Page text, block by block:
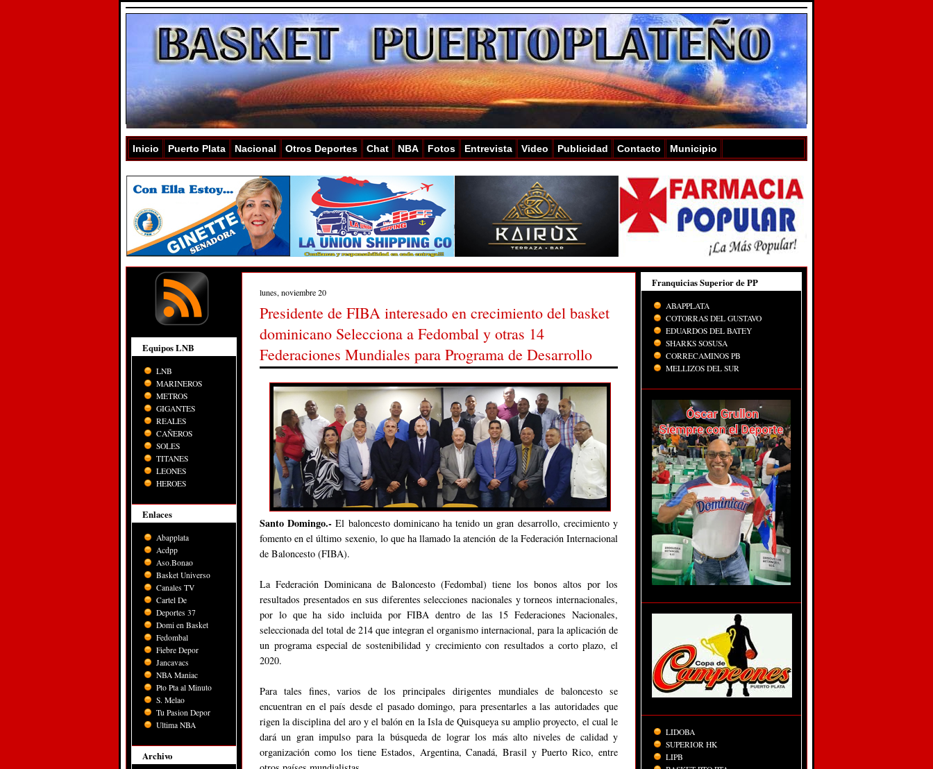
Inicio Puerto Plata Nacional Otros Deportes Chat NBA Fotos Entrevista Video Publicidad Contacto Municipio
Equipos LNB
LNB
MARINEROS
METROS
GIGANTES
REALES
CAÑEROS
SOLES
TITANES
LEONES
HEROES
Enlaces
Abapplata
Acdpp
Aso.Bonao
Basket Universo
Canales TV
Cartel De
Deportes 37
Domi en Basket
Fedombal
Fiebre Depor
Jancavacs
NBA Maniac
Pto Pta al Minuto
S. Melao
Tu Pasion Depor
Ultima NBA
Archivo
lunes, noviembre 20
Presidente de FIBA interesado en crecimiento del basket
dominicano Selecciona a Fedombal y otras 14
Federaciones Mundiales para Programa de Desarrollo
Santo Domingo.- El baloncesto dominicano ha tenido un gran desarrollo, crecimiento y
fomento en el último sexenio, lo que ha llamado la atención de la Federación Internacional
de Baloncesto (FIBA).
La Federación Dominicana de Baloncesto (Fedombal) tiene los bonos altos por los
resultados presentados en sus diferentes selecciones nacionales y torneos internacionales,
por lo que ha sido incluida por FIBA dentro de las 15 Federaciones Nacionales,
seleccionada del total de 214 que integran el organismo internacional, para la aplicación de
un programa especial de sostenibilidad y crecimiento con resultados a corto plazo, el
2020.
Para tales fines, varios de los principales dirigentes mundiales de baloncesto se
encuentran en el país desde el pasado domingo, para presentarles a las autoridades que
rigen la disciplina del aro y el balón en la Isla de Quisqueya su amplio proyecto, el cual le
dará un gran impulso para la búsqueda de lograr los más alto niveles de calidad y
organización como los tiene Estados, Argentina, Canadá, Brasil y Puerto Rico, entre
Franquicias Superior de PP
ABAPPLATA
COTORRAS DEL GUSTAVO
EDUARDOS DEL BATEY
SHARKS SOSUSA
CORRECAMINOS PB
MELLIZOS DEL SUR
LIDOBA
SUPERIOR HK
LIPB